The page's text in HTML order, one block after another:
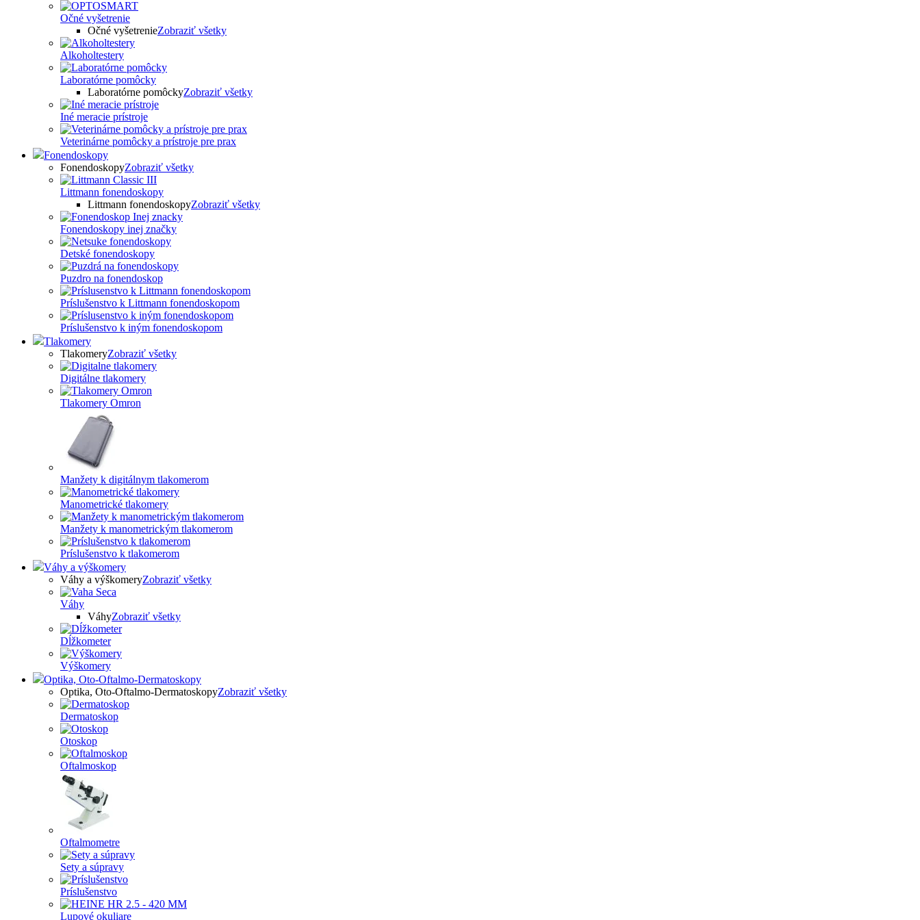
Očné vyšetrenie
Očné vyšetrenieZobraziť všetky
Alkoholtestery
Laboratórne pomôcky
Laboratórne pomôckyZobraziť všetky
Iné meracie prístroje
Veterinárne pomôcky a prístroje pre prax
Fonendoskopy
FonendoskopyZobraziť všetky
Littmann fonendoskopy
Littmann fonendoskopyZobraziť všetky
Fonendoskopy inej značky
Detské fonendoskopy
Puzdro na fonendoskop
Príslušenstvo k Littmann fonendoskopom
Príslušenstvo k iným fonendoskopom
Tlakomery
TlakomeryZobraziť všetky
Digitálne tlakomery
Tlakomery Omron
Manžety k digitálnym tlakomerom
Manometrické tlakomery
Manžety k manometrickým tlakomerom
Príslušenstvo k tlakomerom
Váhy a výškomery
Váhy a výškomeryZobraziť všetky
Váhy
VáhyZobraziť všetky
Dĺžkometer
Výškomery
Optika, Oto-Oftalmo-Dermatoskopy
Optika, Oto-Oftalmo-DermatoskopyZobraziť všetky
Dermatoskop
Otoskop
Oftalmoskop
Oftalmometre
Sety a súpravy
Príslušenstvo
Lupové okuliare